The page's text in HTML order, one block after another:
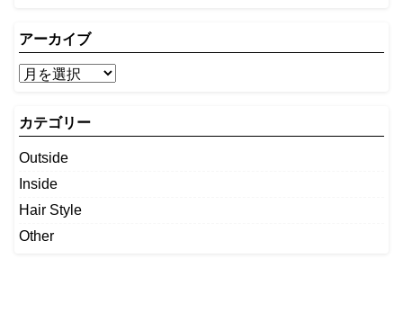
アーカイブ
カテゴリー
Outside
Inside
Hair Style
Other